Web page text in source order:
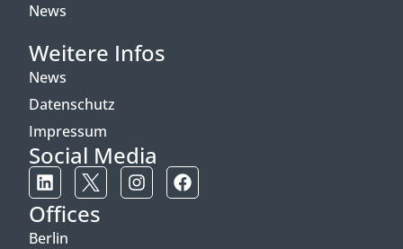
News
Weitere Infos
News
Datenschutz
Impressum
Social Media
Offices
Berlin